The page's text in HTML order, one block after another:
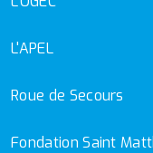
L'APEL
Roue de Secours
Fondation Saint